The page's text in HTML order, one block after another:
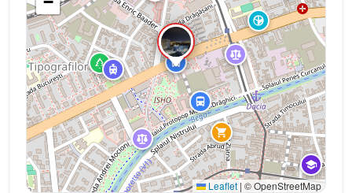
Leaflet | © OpenStreetMap